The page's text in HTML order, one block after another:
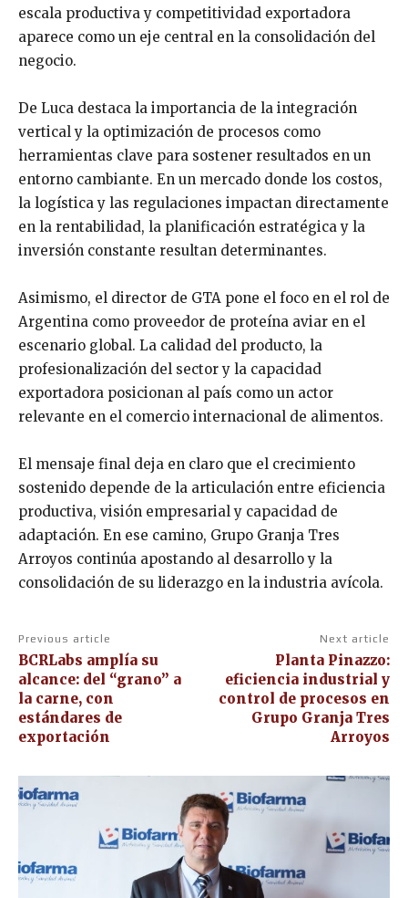
escala productiva y competitividad exportadora
aparece como un eje central en la consolidación del
negocio.
De Luca destaca la importancia de la integración
vertical y la optimización de procesos como
herramientas clave para sostener resultados en un
entorno cambiante. En un mercado donde los costos,
la logística y las regulaciones impactan directamente
en la rentabilidad, la planificación estratégica y la
inversión constante resultan determinantes.
Asimismo, el director de GTA pone el foco en el rol de
Argentina como proveedor de proteína aviar en el
escenario global. La calidad del producto, la
profesionalización del sector y la capacidad
exportadora posicionan al país como un actor
relevante en el comercio internacional de alimentos.
El mensaje final deja en claro que el crecimiento
sostenido depende de la articulación entre eficiencia
productiva, visión empresarial y capacidad de
adaptación. En ese camino, Grupo Granja Tres
Arroyos continúa apostando al desarrollo y la
consolidación de su liderazgo en la industria avícola.
Previous article
BCRLabs amplía su
alcance: del “grano” a
la carne, con
estándares de
exportación
Next article
Planta Pinazzo:
eficiencia industrial y
control de procesos en
Grupo Granja Tres
Arroyos